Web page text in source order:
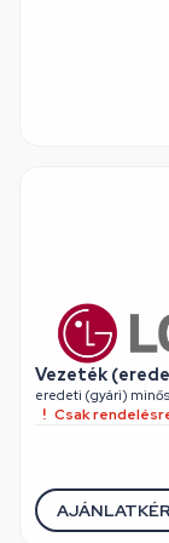
Vezeték
eredeti (gyári)
Csak